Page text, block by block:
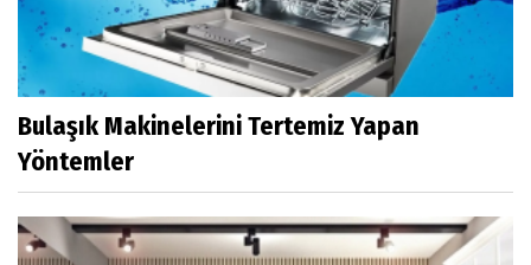
Bulaşık Makinelerini Tertemiz Yapan
Yöntemler